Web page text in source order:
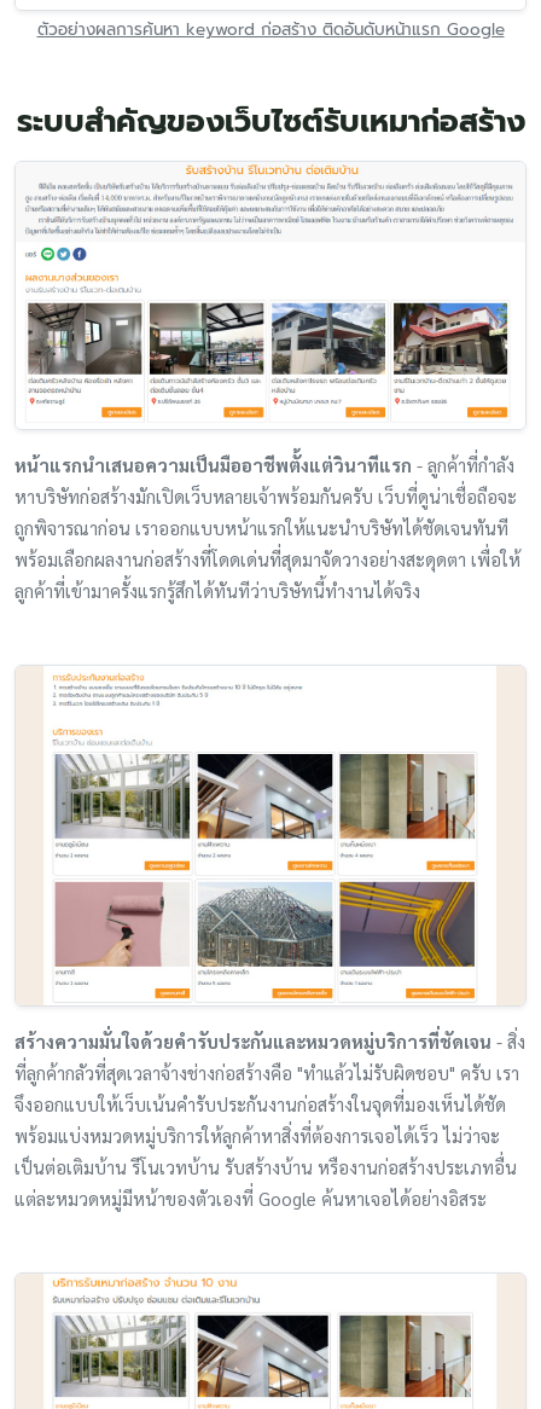
ตัวอย่างผลการค้นหา keyword ก่อสร้าง ติดอันดับหน้าแรก Google
ระบบสำคัญของเว็บไซต์รับเหมาก่อสร้าง
หน้าแรกนำเสนอความเป็นมืออาชีพตั้งแต่วินาทีแรก - ลูกค้าที่กำลัง
หาบริษัทก่อสร้างมักเปิดเว็บหลายเจ้าพร้อมกันครับ เว็บที่ดูน่าเชื่อถือจะ
ถูกพิจารณาก่อน เราออกแบบหน้าแรกให้แนะนำบริษัทได้ชัดเจนทันที
พร้อมเลือกผลงานก่อสร้างที่โดดเด่นที่สุดมาจัดวางอย่างสะดุดตา เพื่อให้
ลูกค้าที่เข้ามาครั้งแรกรู้สึกได้ทันทีว่าบริษัทนี้ทำงานได้จริง
สร้างความมั่นใจด้วยคำรับประกันและหมวดหมู่บริการที่ชัดเจน - สิ่ง
ที่ลูกค้ากลัวที่สุดเวลาจ้างช่างก่อสร้างคือ "ทำแล้วไม่รับผิดชอบ" ครับ เรา
จึงออกแบบให้เว็บเน้นคำรับประกันงานก่อสร้างในจุดที่มองเห็นได้ชัด
พร้อมแบ่งหมวดหมู่บริการให้ลูกค้าหาสิ่งที่ต้องการเจอได้เร็ว ไม่ว่าจะ
เป็นต่อเติมบ้าน รีโนเวทบ้าน รับสร้างบ้าน หรืองานก่อสร้างประเภทอื่น
แต่ละหมวดหมู่มีหน้าของตัวเองที่ Google ค้นหาเจอได้อย่างอิสระ